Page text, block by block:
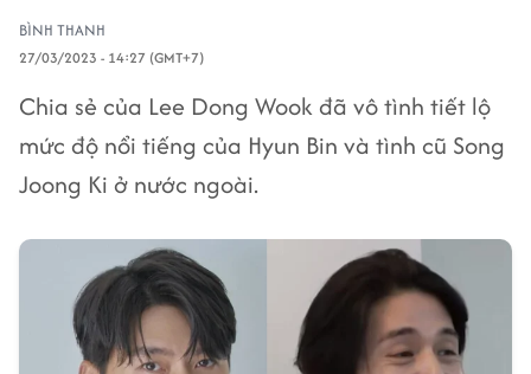
BÌNH THANH
27/03/2023 - 14:27 (GMT+7)
Chia sẻ của Lee Dong Wook đã vô tình tiết lộ
mức độ nổi tiếng của Hyun Bin và tình cũ Song
Joong Ki ở nước ngoài.